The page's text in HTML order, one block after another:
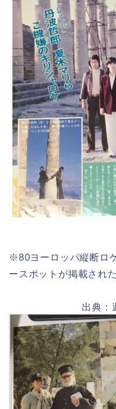
※80ヨーロッパ縦断ロ
ースポットが掲載され
出典：